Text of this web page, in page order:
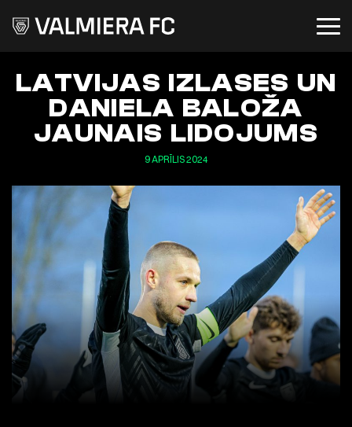
LATVIJAS IZLASES UN
DANIELA BALOŽA
JAUNAIS LIDOJUMS
9 APRĪLIS 2024